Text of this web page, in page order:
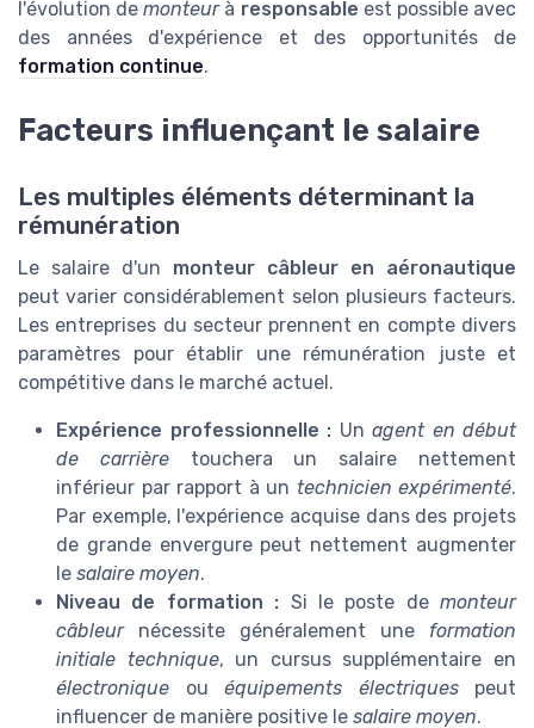
l'évolution demonteurà responsable est possible avec
des années d'expérience et des opportunités de
formation continue.
Facteurs influençant le salaire
Les multiples éléments déterminant la
rémunération
Le salaire d'un monteur câbleur en aéronautique
peut varier considérablement selon plusieurs facteurs.
Les entreprises du secteur prennent en compte divers
paramètres pour établir une rémunération juste et
compétitive dans le marché actuel.
Expérience professionnelle : Un agent en début
de carrièretouchera un salaire nettement
inférieur par rapport à un technicien expérimenté.
Par exemple, l'expérience acquise dans des projets
de grande envergure peut nettement augmenter
le salaire moyen.
Niveau de formation : Si le poste de monteur
câbleurnécessite généralement une formation
initiale technique, un cursus supplémentaire en
électronique ou équipements électriquespeut
influencer de manière positive le salaire moyen.